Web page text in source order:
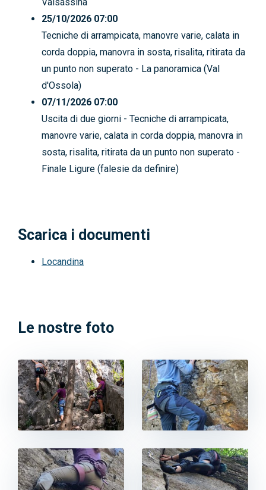
25/10/2026 07:00
Tecniche di arrampicata, manovre varie, calata in
corda doppia, manovra in sosta, risalita, ritirata da
un punto non superato - La panoramica (Val
d'Ossola)
07/11/2026 07:00
Uscita di due giorni - Tecniche di arrampicata,
manovre varie, calata in corda doppia, manovra in
sosta, risalita, ritirata da un punto non superato -
Finale Ligure (falesie da definire)
Scarica i documenti
Locandina
Le nostre foto